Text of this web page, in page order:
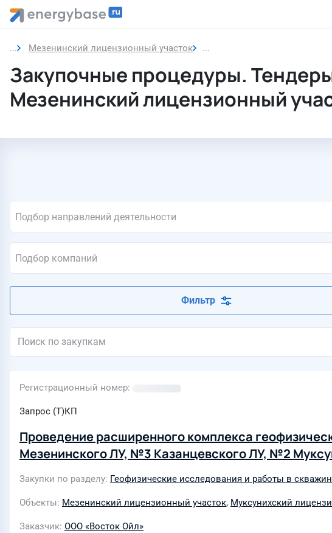
Мезенинский лицензионный участок Закупочные процедуры.
Закупочные процедуры.
Мезенинский лицензионный
Подбор направлений деятельности
Подбор компаний
Фильтр
Регистрационный номер
Запрос (Т)КП
Проведение расширенного комплекса
Мезенинского ЛУ, №3 Казанцевского ЛУ, №2
Закупки по разделу Геофизические исследования и работы в
Объекты Мезенинский лицензионный участок, Муксунихский
Заказчик ООО «Восток Ойл»